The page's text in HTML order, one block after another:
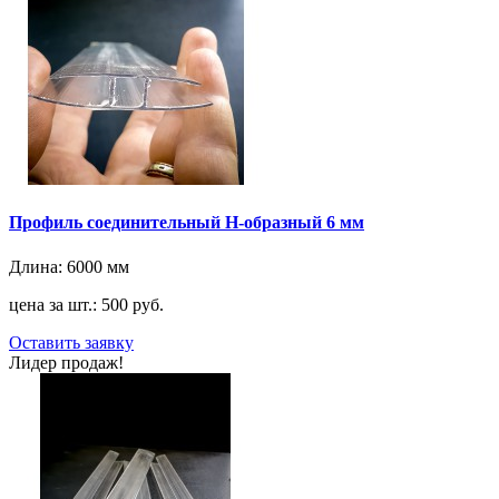
Профиль соединительный H-образный 6 мм
Длина: 6000 мм
цена за шт.: 500 руб.
Оставить заявку
Лидер продаж!